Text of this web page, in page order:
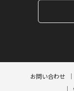
お問い合わせ